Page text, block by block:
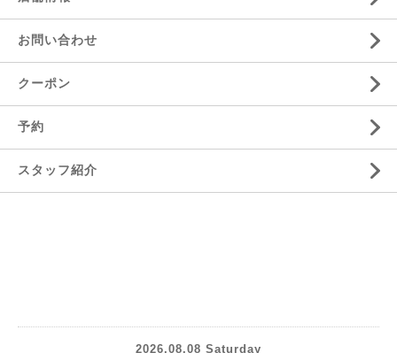
お問い合わせ
クーポン
予約
スタッフ紹介
2026.08.08 Saturday